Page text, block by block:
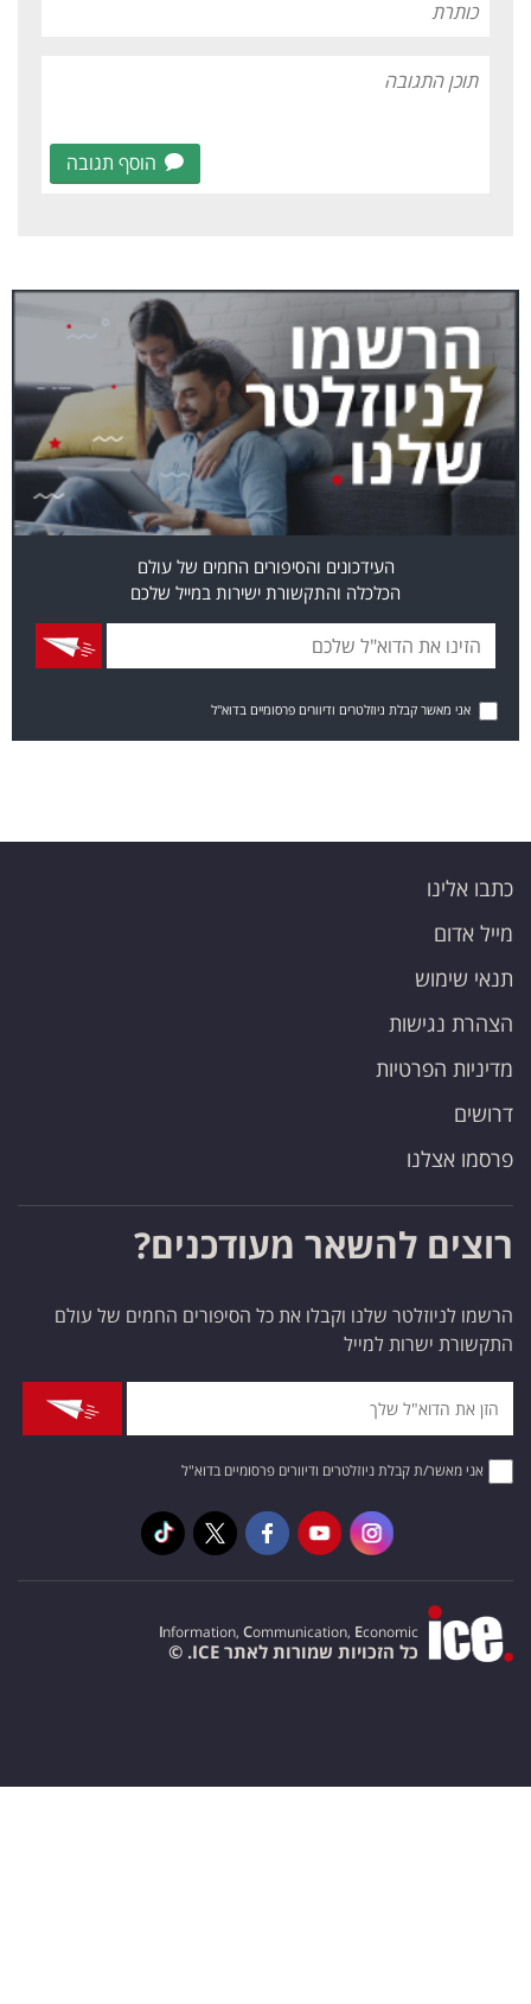
הוסף תגובה
העידכונים והסיפורים החמים של עולם
הכלכלה והתקשורת ישירות במייל שלכם
אני מאשר קבלת ניוזלטרים ודיוורים פרסומיים בדוא"ל
כתבו אלינו
מייל אדום
תנאי שימוש
הצהרת נגישות
מדיניות הפרטיות
דרושים
פרסמו אצלנו
רוצים להשאר מעודכנים?
הרשמו לניוזלטר שלנו וקבלו את כל הסיפורים החמים של עולם
התקשורת ישרות למייל
אני מאשר/ת קבלת ניוזלטרים ודיוורים פרסומיים בדוא"ל
Information, Communication, Economic
כל הזכויות שמורות לאתר ICE. ©